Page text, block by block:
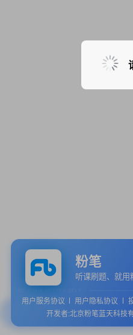
暂无课
粉笔
听课刷题、就用
用户服务协议 用户隐私协议
开发者:北京粉笔蓝天科技